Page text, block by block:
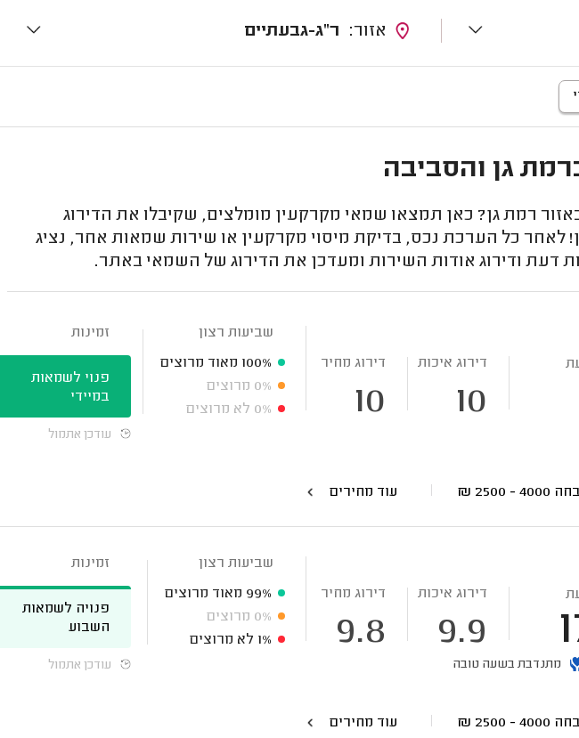
ר"ג-גבעתיים
גן והסביבה
רמת גן? כאן תמצאו שמאי מקרקעין מומלצים, שקיבלו את הדירוג
לאחר כל הערכת נכס, בדיקת מיסוי מקרקעין או שירות שמאות אחר, נציג
דעת ודירוג אודות השירות ומעדכן את הדירוג של השמאי באתר.
דירוג איכות
10
דירוג מחיר
10
שביעות רצון
100% מאוד מרוצים
0% מרוצים
0% לא מרוצים
זמינות
פנוי לשמאות
במיידי
עודכן אתמול
4000 - 2500
₪ עוד מחירים
דירוג איכות
9.9
דירוג מחיר
9.8
מתנדבת בשעה טובה
שביעות רצון
99% מאוד מרוצים
0% מרוצים
1% לא מרוצים
זמינות
פנויה לשמאות
השבוע
עודכן אתמול
4000 - 2500
₪ עוד מחירים